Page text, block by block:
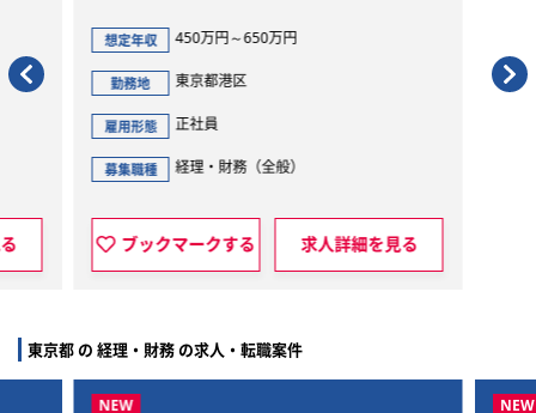
港区
・財務（全般）
する 求人詳細を見る ブックマークする
東京都 の 経理・財務 の求人・転職案件